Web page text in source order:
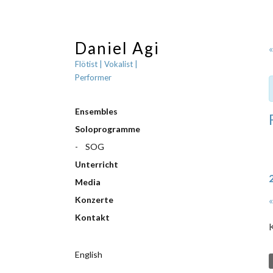
Daniel Agi
Flötist | Vokalist |
Performer
Ensembles
Soloprogramme
SOG
Unterricht
Media
Konzerte
Kontakt
English
«